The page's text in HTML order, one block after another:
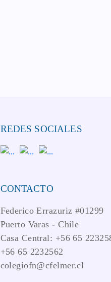
REDES SOCIALES
CONTACTO
Federico Errazuriz #01299
Puerto Varas - Chile
Casa Central: +56 65
+56 65 2232562
colegiofn@cfelmer.cl